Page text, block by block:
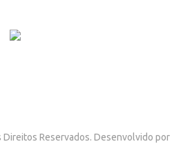
Direitos Reservados. Desenvolvido por